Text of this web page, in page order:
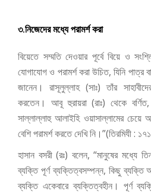
৩.নিজেদের মধ্যে পরামর্শ করা
বিয়েতে সম্মতি দেওয়ার পূর্বে বিয়ে ও
যোগাযোগ ও পরামর্শ করা উচিত, যিনি পাত্র
জানেন।রাসূলুল্লাহ (সাঃ) তাঁর
করতেন। আবূ হুরায়রা (রাঃ) থেকে
সাল্লাল্লাহু আলাইহি ওয়াসাল্লামের
বেশি পরামর্শ করতে দেখি নি।”(তিরমিযী :
হাসান বসরী (রঃ) বলেন, “মানুষের মধ্যে
ব্যক্তি পূর্ণ ব্যক্তিত্বসম্পন্ন, কিছু ব্যক্তি
ব্যক্তি একেবারে ব্যক্তিত্বহীন। পূর্ণ